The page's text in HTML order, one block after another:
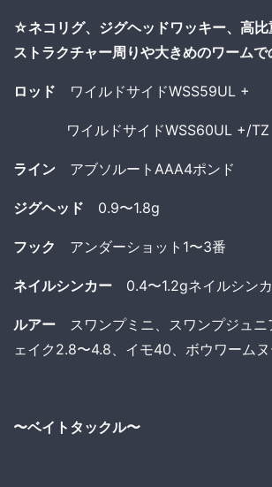
☆ネコリグ、ジグヘッドワッキー、高比
ストラクチャー周りや大きめのワームで
ロッド ワイルドサイドWSS59UL +
ワイルドサイドWSS60UL +/TZ
ライン アブソルートAAA4ポンド
ジグヘッド 0.9〜1.8g
フック アンダーショット1〜3番
ネイルシンカー 0.4〜1.2gネイルシン
ルアー スワンプミニ、スワンプジュニ
ェイク2.8〜4.8、イモ40、ボウワーム
〜ベイトタックル〜